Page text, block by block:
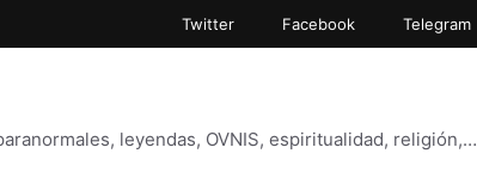
Twitter Facebook Telegram
leyendas, OVNIS, espiritualidad, religión,…